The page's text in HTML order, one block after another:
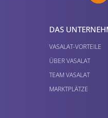
DAS
VASALAT-VORTEILE
ÜBER VASALAT
TEAM VASALAT
MARKTPLÄTZE